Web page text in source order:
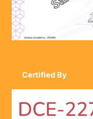
Certified By